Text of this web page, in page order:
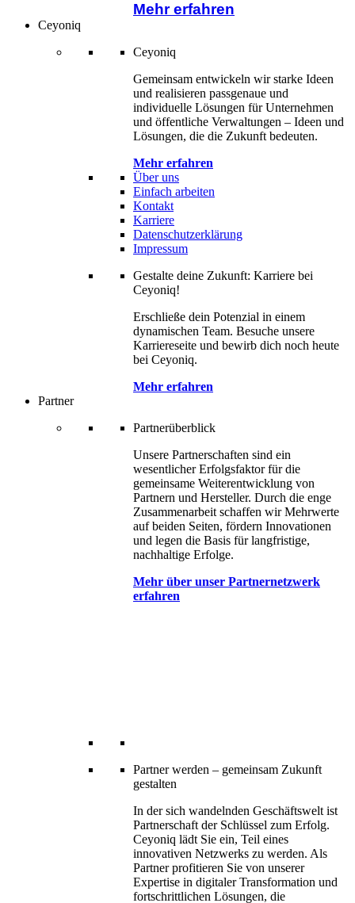
Mehr erfahren
Ceyoniq
Ceyoniq
Gemeinsam entwickeln wir starke Ideen
und realisieren passgenaue und
individuelle Lösungen für Unternehmen
und öffentliche Verwaltungen – Ideen und
Lösungen, die die Zukunft bedeuten.
Mehr erfahren
Über uns
Einfach arbeiten
Kontakt
Karriere
Datenschutzerklärung
Impressum
Gestalte deine Zukunft: Karriere bei
Ceyoniq!
Erschließe dein Potenzial in einem
dynamischen Team. Besuche unsere
Karriereseite und bewirb dich noch heute
bei Ceyoniq.
Mehr erfahren
Partner
Partnerüberblick
Unsere Partnerschaften sind ein
wesentlicher Erfolgsfaktor für die
gemeinsame Weiterentwicklung von
Partnern und Hersteller. Durch die enge
Zusammenarbeit schaffen wir Mehrwerte
auf beiden Seiten, fördern Innovationen
und legen die Basis für langfristige,
nachhaltige Erfolge.
Mehr über unser Partnernetzwerk
erfahren
Partner werden – gemeinsam Zukunft
gestalten
In der sich wandelnden Geschäftswelt ist
Partnerschaft der Schlüssel zum Erfolg.
Ceyoniq lädt Sie ein, Teil eines
innovativen Netzwerks zu werden. Als
Partner profitieren Sie von unserer
Expertise in digitaler Transformation und
fortschrittlichen Lösungen, die